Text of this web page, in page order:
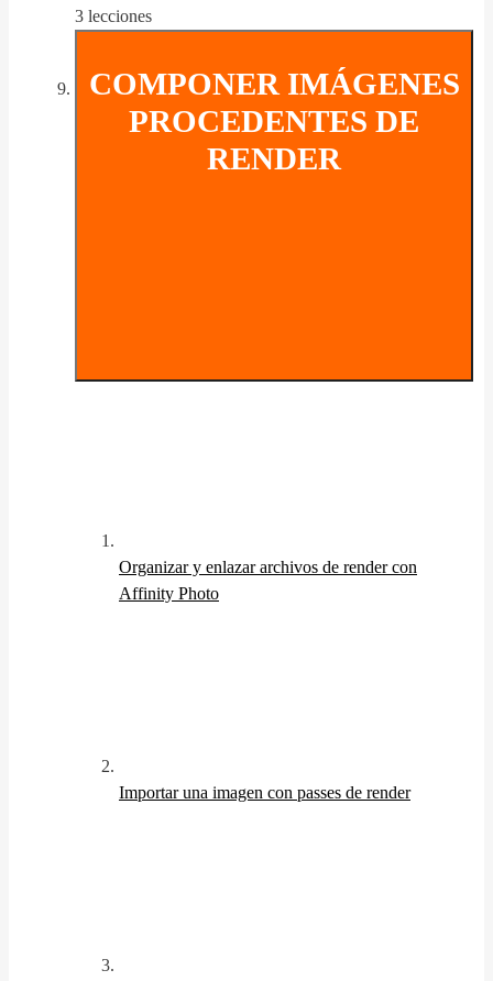
3 lecciones
COMPONER IMÁGENES
PROCEDENTES DE
RENDER
Organizar y enlazar archivos de render con
Affinity Photo
Importar una imagen con passes de render